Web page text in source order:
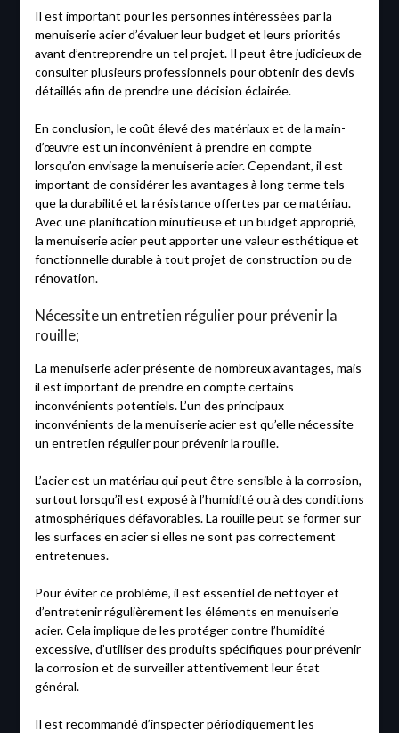
Il est important pour les personnes intéressées par la
menuiserie acier d’évaluer leur budget et leurs priorités
avant d’entreprendre un tel projet. Il peut être judicieux de
consulter plusieurs professionnels pour obtenir des devis
détaillés afin de prendre une décision éclairée.
En conclusion, le coût élevé des matériaux et de la main-
d’œuvre est un inconvénient à prendre en compte
lorsqu’on envisage la menuiserie acier. Cependant, il est
important de considérer les avantages à long terme tels
que la durabilité et la résistance offertes par ce matériau.
Avec une planification minutieuse et un budget approprié,
la menuiserie acier peut apporter une valeur esthétique et
fonctionnelle durable à tout projet de construction ou de
rénovation.
Nécessite un entretien régulier pour prévenir la
rouille;
La menuiserie acier présente de nombreux avantages, mais
il est important de prendre en compte certains
inconvénients potentiels. L’un des principaux
inconvénients de la menuiserie acier est qu’elle nécessite
un entretien régulier pour prévenir la rouille.
L’acier est un matériau qui peut être sensible à la corrosion,
surtout lorsqu’il est exposé à l’humidité ou à des conditions
atmosphériques défavorables. La rouille peut se former sur
les surfaces en acier si elles ne sont pas correctement
entretenues.
Pour éviter ce problème, il est essentiel de nettoyer et
d’entretenir régulièrement les éléments en menuiserie
acier. Cela implique de les protéger contre l’humidité
excessive, d’utiliser des produits spécifiques pour prévenir
la corrosion et de surveiller attentivement leur état
général.
Il est recommandé d’inspecter périodiquement les